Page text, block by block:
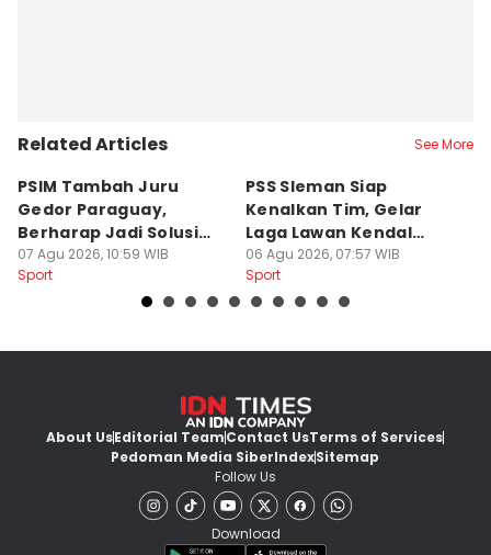
Related Articles See More
PSIM Tambah Juru
Gedor Paraguay,
Berharap Jadi Solusi
Minimnya Pencetak Gol
07 Agu 2026, 10:59 WIB
Sport
PSS Sleman Siap
Kenalkan Tim, Gelar
Laga Lawan Kendal
Tornado FC
06 Agu 2026, 07:57 WIB
Sport
About UsEditorial TeamContact UsTerms of Services
Pedoman Media SiberIndexSitemap
Follow Us
Download